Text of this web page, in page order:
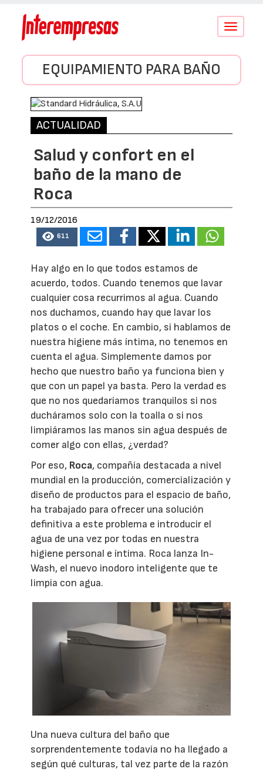
Conmutar
EQUIPAMIENTO PARA BAÑO
ACTUALIDAD
Salud y confort en el
baño de la mano de
Roca
19/12/2016
611
Hay algo en lo que todos estamos de
acuerdo, todos. Cuando tenemos que lavar
cualquier cosa recurrimos al agua. Cuando
nos duchamos, cuando hay que lavar los
platos o el coche. En cambio, si hablamos de
nuestra higiene más íntima, no tenemos en
cuenta el agua. Simplemente damos por
hecho que nuestro baño ya funciona bien y
que con un papel ya basta. Pero la verdad es
que no nos quedaríamos tranquilos si nos
ducháramos solo con la toalla o si nos
limpiáramos las manos sin agua después de
comer algo con ellas, ¿verdad?
Por eso, Roca, compañía destacada a nivel
mundial en la producción, comercialización y
diseño de productos para el espacio de baño,
ha trabajado para ofrecer una solución
definitiva a este problema e introducir el
agua de una vez por todas en nuestra
higiene personal e íntima. Roca lanza In-
Wash, el nuevo inodoro inteligente que te
limpia con agua.
Una nueva cultura del baño que
sorprendentemente todavía no ha llegado a
según qué culturas, tal vez parte de la razón